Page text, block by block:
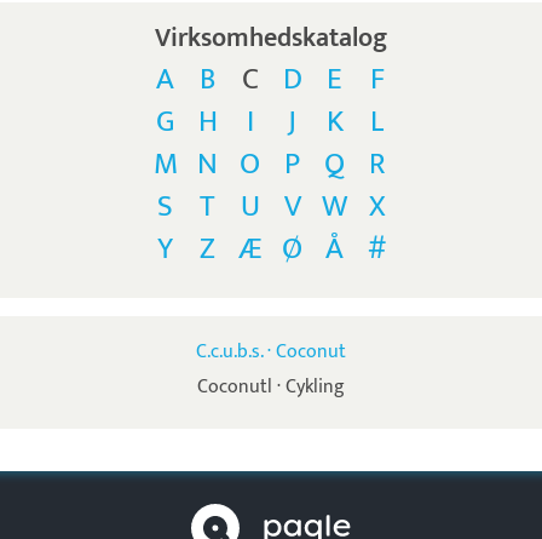
Virksomhedskatalog
A B C D E
F
G H I J K L
M N O P Q R
S T U V W X
Y Z Æ Ø Å #
C.c.u.b.s. · Coconut
Coconutl · Cykling